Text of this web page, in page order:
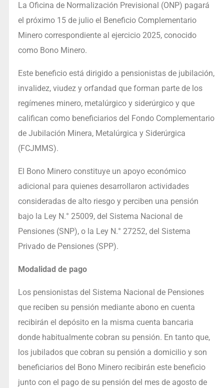
La Oficina de Normalización Previsional (ONP) pagará
el próximo 15 de julio el Beneficio Complementario
Minero correspondiente al ejercicio 2025, conocido
como Bono Minero.
Este beneficio está dirigido a pensionistas de jubilación,
invalidez, viudez y orfandad que forman parte de los
regímenes minero, metalúrgico y siderúrgico y que
califican como beneficiarios del Fondo Complementario
de Jubilación Minera, Metalúrgica y Siderúrgica
(FCJMMS).
El Bono Minero constituye un apoyo económico
adicional para quienes desarrollaron actividades
consideradas de alto riesgo y perciben una pensión
bajo la Ley N.° 25009, del Sistema Nacional de
Pensiones (SNP), o la Ley N.° 27252, del Sistema
Privado de Pensiones (SPP).
Modalidad de pago
Los pensionistas del Sistema Nacional de Pensiones
que reciben su pensión mediante abono en cuenta
recibirán el depósito en la misma cuenta bancaria
donde habitualmente cobran su pensión. En tanto que,
los jubilados que cobran su pensión a domicilio y son
beneficiarios del Bono Minero recibirán este beneficio
junto con el pago de su pensión del mes de agosto de